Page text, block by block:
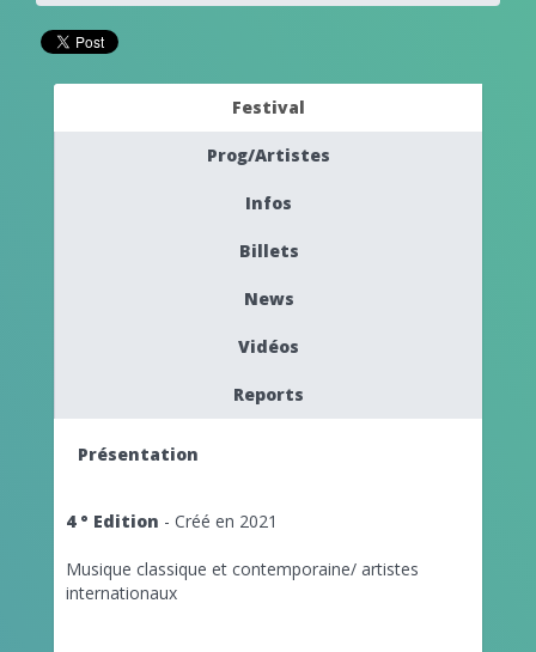
Festival
Prog/Artistes
Infos
Billets
News
Vidéos
Reports
Présentation
4 ° Edition - Créé en 2021
Musique classique et contemporaine/ artistes
internationaux